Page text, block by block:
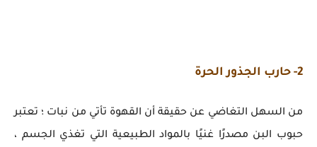
2- حارب الجذور الحرة
من السهل التغاضي عن حقيقة أن القهوة تأتي من نبات ؛ تعتبر
حبوب البن مصدرًا غنيًا بالمواد الطبيعية التي تغذي الجسم ،